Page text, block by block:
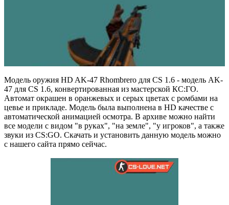
Модель оружия HD AK-47 Rhombrero для CS 1.6 - модель AK-
47 для CS 1.6, конвертированная из мастерской КС:ГО.
Автомат окрашен в оранжевых и серых цветах с ромбами на
цевье и прикладе. Модель была выполнена в HD качестве с
автоматической анимацией осмотра. В архиве можно найти
все модели с видом "в руках", "на земле", "у игроков", а также
звуки из CS:GO. Скачать и установить данную модель можно
с нашего сайта прямо сейчас.